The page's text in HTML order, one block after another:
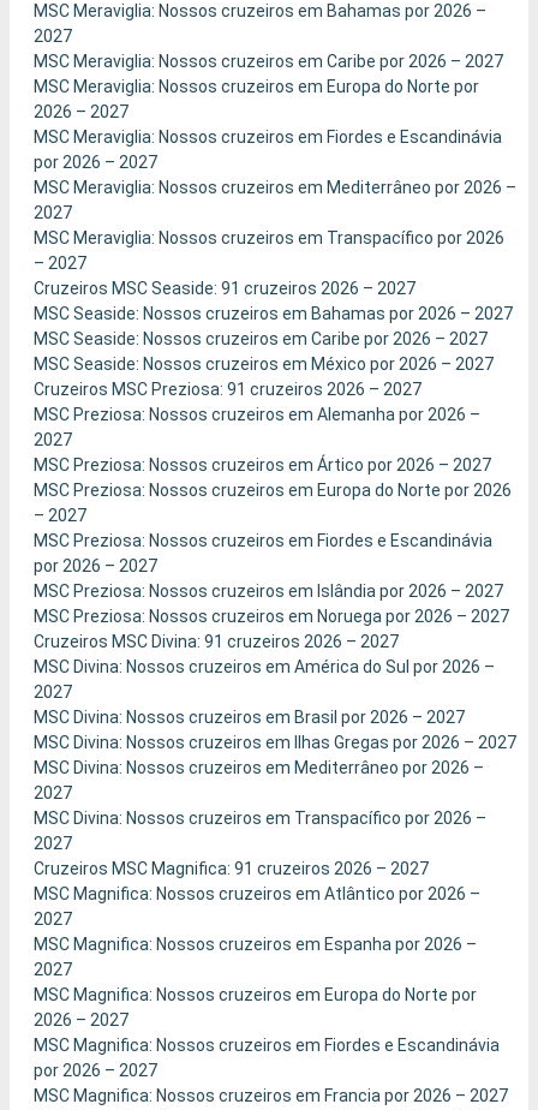
MSC Meraviglia: Nossos cruzeiros em Bahamas por 2026 –
2027
MSC Meraviglia: Nossos cruzeiros em Caribe por 2026 – 2027
MSC Meraviglia: Nossos cruzeiros em Europa do Norte por
2026 – 2027
MSC Meraviglia: Nossos cruzeiros em Fiordes e Escandinávia
por 2026 – 2027
MSC Meraviglia: Nossos cruzeiros em Mediterrâneo por 2026 –
2027
MSC Meraviglia: Nossos cruzeiros em Transpacífico por 2026
– 2027
Cruzeiros MSC Seaside: 91 cruzeiros 2026 – 2027
MSC Seaside: Nossos cruzeiros em Bahamas por 2026 – 2027
MSC Seaside: Nossos cruzeiros em Caribe por 2026 – 2027
MSC Seaside: Nossos cruzeiros em México por 2026 – 2027
Cruzeiros MSC Preziosa: 91 cruzeiros 2026 – 2027
MSC Preziosa: Nossos cruzeiros em Alemanha por 2026 –
2027
MSC Preziosa: Nossos cruzeiros em Ártico por 2026 – 2027
MSC Preziosa: Nossos cruzeiros em Europa do Norte por 2026
– 2027
MSC Preziosa: Nossos cruzeiros em Fiordes e Escandinávia
por 2026 – 2027
MSC Preziosa: Nossos cruzeiros em Islândia por 2026 – 2027
MSC Preziosa: Nossos cruzeiros em Noruega por 2026 – 2027
Cruzeiros MSC Divina: 91 cruzeiros 2026 – 2027
MSC Divina: Nossos cruzeiros em América do Sul por 2026 –
2027
MSC Divina: Nossos cruzeiros em Brasil por 2026 – 2027
MSC Divina: Nossos cruzeiros em Ilhas Gregas por 2026 – 2027
MSC Divina: Nossos cruzeiros em Mediterrâneo por 2026 –
2027
MSC Divina: Nossos cruzeiros em Transpacífico por 2026 –
2027
Cruzeiros MSC Magnifica: 91 cruzeiros 2026 – 2027
MSC Magnifica: Nossos cruzeiros em Atlântico por 2026 –
2027
MSC Magnifica: Nossos cruzeiros em Espanha por 2026 –
2027
MSC Magnifica: Nossos cruzeiros em Europa do Norte por
2026 – 2027
MSC Magnifica: Nossos cruzeiros em Fiordes e Escandinávia
por 2026 – 2027
MSC Magnifica: Nossos cruzeiros em Francia por 2026 – 2027